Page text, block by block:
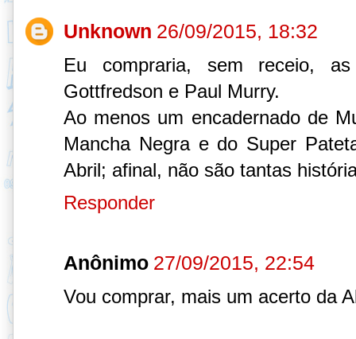
Unknown 26/09/2015, 18:32
Eu compraria, sem receio,
Gottfredson e Paul Murry.
Ao menos um encadernado de
Mancha Negra e do Super
Abril; afinal, não são tantas
Responder
Anônimo 27/09/2015, 22:54
Vou comprar, mais um acerto da